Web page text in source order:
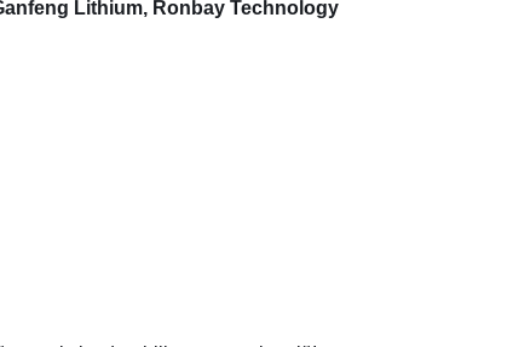
Lithium, Ronbay Technology